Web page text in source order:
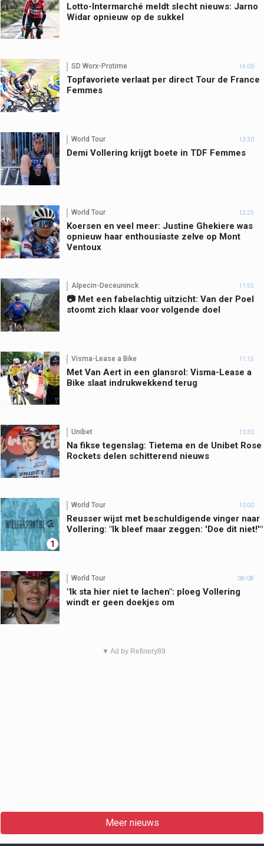
Lotto-Intermarché meldt slecht nieuws: Jarno
Widar opnieuw op de sukkel
SD Worx-Protime 14:00
Topfavoriete verlaat per direct Tour de France
Femmes
World Tour 13:30
Demi Vollering krijgt boete in TDF Femmes
World Tour 12:25
Koersen en veel meer: Justine Ghekiere was
opnieuw haar enthousiaste zelve op Mont
Ventoux
Alpecin-Deceuninck 11:55
📷 Met een fabelachtig uitzicht: Van der Poel
stoomt zich klaar voor volgende doel
Visma-Lease a Bike 11:15
Met Van Aert in een glansrol: Visma-Lease a
Bike slaat indrukwekkend terug
Unibet 10:30
Na fikse tegenslag: Tietema en de Unibet Rose
Rockets delen schitterend nieuws
1
World Tour 10:00
Reusser wijst met beschuldigende vinger naar
Vollering: "Ik bleef maar zeggen: 'Doe dit niet!'"
World Tour 08/08
"Ik sta hier niet te lachen": ploeg Vollering
windt er geen doekjes om
▼ Ad by Refinery89
Meer nieuws